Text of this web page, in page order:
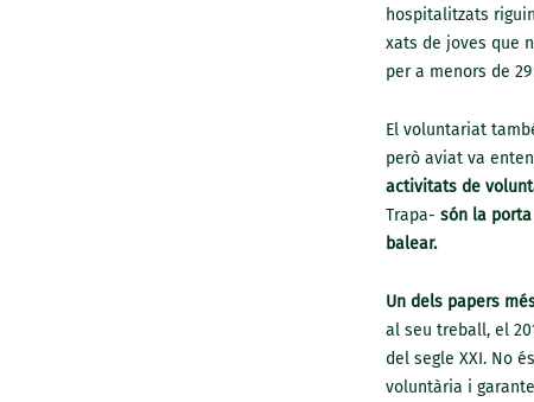
hospitalitzats
xats de joves que
per a menors de
El voluntariat
però aviat va
activitats de
Trapa- són la
balear.
Un dels papers
al seu treball, el
del segle XXI. No
voluntària i